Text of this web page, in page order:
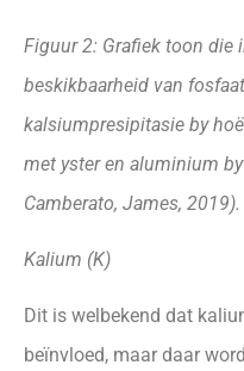
Figuur 2: Grafiek toon die
beskikbaarheid van
kalsiumpresipitasie by
met yster en aluminium
Camberato, James, 2019).
Kalium (K)
Dit is welbekend dat
beïnvloed, maar daar